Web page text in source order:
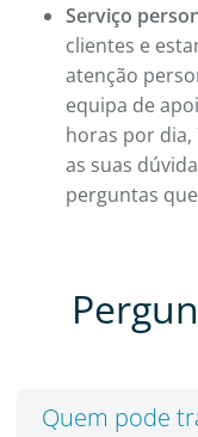
Serviço
clientes e
atenção
equipa de
horas por dia,
as suas
perguntas
Quem pode